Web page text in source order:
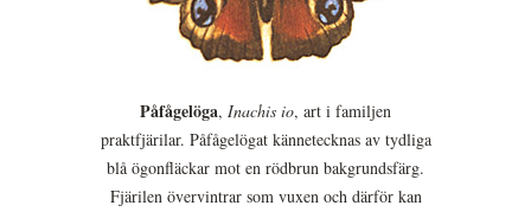
Påfågelöga, Inachis io, art i familjen
praktfjärilar. Påfågelögat kännetecknas av tydliga
blå ögonfläckar mot en rödbrun bakgrundsfärg.
Fjärilen övervintrar som vuxen och därför kan